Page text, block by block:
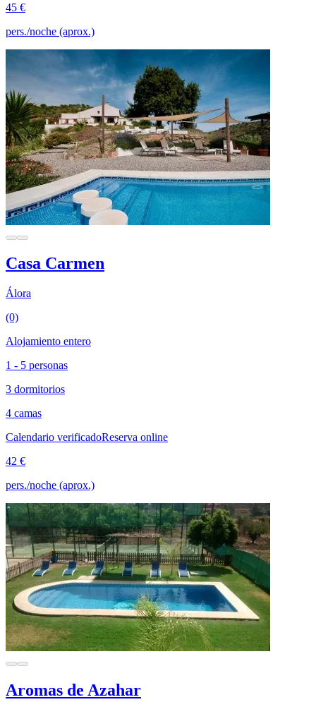
45 €
pers./noche (aprox.)
Casa Carmen
Álora
(0)
Alojamiento entero
1 - 5 personas
3 dormitorios
4 camas
Calendario verificadoReserva online
42 €
pers./noche (aprox.)
Aromas de Azahar